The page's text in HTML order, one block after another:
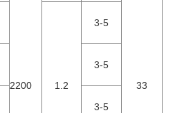
2200 33
1.2
3-5
3-5
3-5